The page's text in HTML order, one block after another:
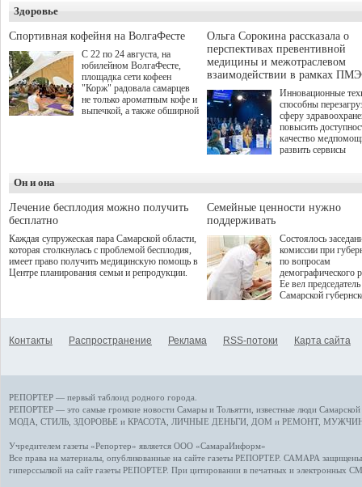
а сам он
Здоровье
Спортивная кофейня на ВолгаФесте
С 22 по 24 августа, на
юбилейном ВолгаФесте,
площадка сети кофеен
"Корж" радовала самарцев
не только ароматным кофе и
выпечкой, а также обширной
Ольга Сорокина рассказала о
перспективах превентивной
медицины и межотраслевом
взаимодействии в рамках
Инновационные
способны
сферу
повысить
качество
развить сервисы
определенными
К ним можно
возникающие при
данными
более динамичного
проникновения
сегмент
отраслевое
рассказала Ольга
ходе сессии
качества жизни" в
ПМЭФ 2025. В
РФ Михаил
представители
Государственной
Он и она
Лечение бесплодия можно получить
бесплатно
Каждая супружеская пара Самарской области,
которая столкнулась с проблемой бесплодия,
имеет право получить медицинскую помощь в
Центре планирования семьи и репродукции.
Семейные ценности нужно
поддерживать
Состоялось
комиссии при
по вопросам
демографического
Ее вел председатель
Самарской
Контакты Распространение Реклама RSS-потоки Карта сайта
РЕПОРТЕР — первый таблоид родного города.
РЕПОРТЕР — это самые громкие новости Самары и Тольятти, известные люди
МОДА, СТИЛЬ ЗДОРОВЬЕ и КРАСОТА ЛИЧНЫЕ ДЕНЬГИ ДОМ и РЕМОНТ,
Учредителем газеты «Репортер» является ООО «СамараИнформ»
Все права на материалы, опубликованные на сайте газеты РЕПОРТЕР. САМАРА защищены.
гиперссылкой на сайт газеты РЕПОРТЕР. При цитировании в печатных и электронных